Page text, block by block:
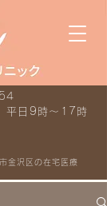
平日9時～17時
金沢区の在宅医療